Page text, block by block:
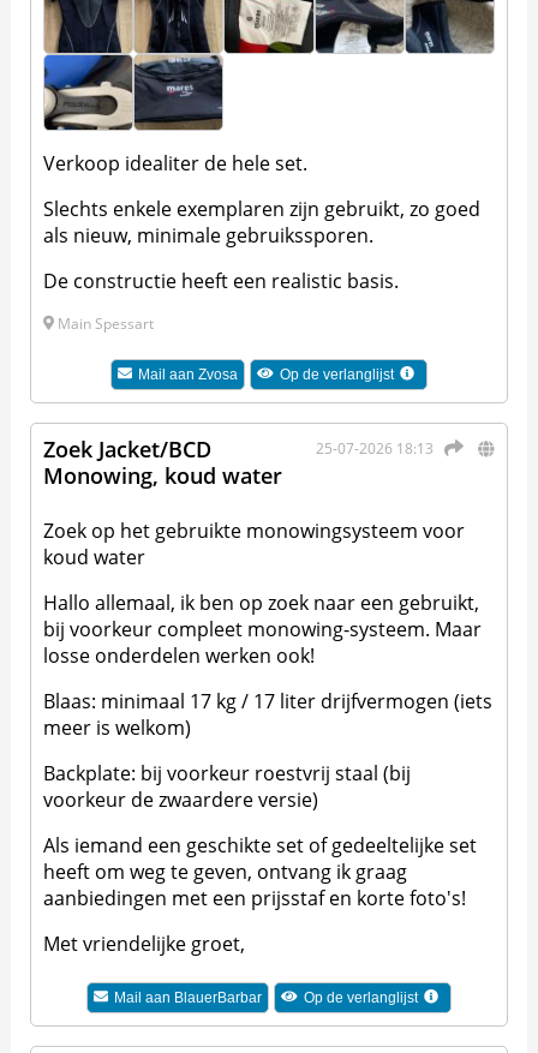
Verkoop idealiter de hele set.
Slechts enkele exemplaren zijn gebruikt, zo goed
als nieuw, minimale gebruikssporen.
De constructie heeft een realistic basis.
Main Spessart
Mail aan Zvosa Op de verlanglijst
25-07-2026 18:13
Zoek Jacket/BCD
Monowing, koud water
Zoek op het gebruikte monowingsysteem voor
koud water
Hallo allemaal, ik ben op zoek naar een gebruikt,
bij voorkeur compleet monowing-systeem. Maar
losse onderdelen werken ook!
Blaas: minimaal 17 kg / 17 liter drijfvermogen (iets
meer is welkom)
Backplate: bij voorkeur roestvrij staal (bij
voorkeur de zwaardere versie)
Als iemand een geschikte set of gedeeltelijke set
heeft om weg te geven, ontvang ik graag
aanbiedingen met een prijsstaf en korte foto's!
Met vriendelijke groet,
Mail aan BlauerBarbar Op de verlanglijst